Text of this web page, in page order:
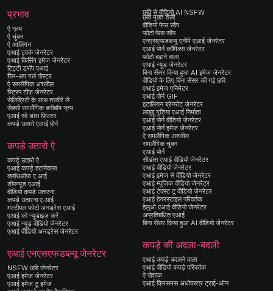
प्रभाव
ऐ नृत्य
ऐ चुंबन
ऐ आलिंगन
एआई ट्वर्क जेनरेटर
एआई किसिंग इमेज जेनरेटर
टिट्टी ड्रॉप एआई
पिन-अप गर्ल पोस्टर
ऐ समलैंगिक अश्लील
स्ट्रिप टीज़ जेनरेटर
सेलिब्रिटी के साथ तस्वीरें लें
सेक्सी समलैंगिक बनीबॉय नृत्य
एआई स्वे डांस फ़िल्टर
कपड़े उतारो एआई पोर्न
कपड़े उतारो ऐ
कपड़े उतारो ऐ
एआई कपड़े हटानेवाला
क्लॉथऑफ़ ए.आई
डीपन्यूड एआई
वीडियो कपड़े उतारना
कपड़े उतारना ए.आई
मल्टीपल फोटो अनड्रेस एआई
एआई को न्यूडाइज़ करें
एआई न्यूड वीडियो जेनरेटर
एआई वीडियो अनड्रेस जेनरेटर
एआई एनएसएफडब्ल्यू जेनरेटर
NSFW छवि जेनरेटर
एआई इमेज जेनरेटर
एआई इमेज टू इमेज
छवि से वीडियो AI NSFW
छवि मुक्त शैली
वीडियो फेस स्वैप
फोटो फेस स्वैप
एनएसएफडब्ल्यू एनीमे एआई जेनरेटर
एआई पोर्न कॉमिक्स जेनरेटर
फोटो बढ़ाने वाला
एआई न्यूड जेनरेटर
बिना सेंसर किया हुआ AI इमेज जेनरेटर
वीडियो के लिए बिना सेंसर की गई छवि
एआई इमेज एनिमेटर
एआई पोर्न GIF
इटालियन ब्रेनरोट जेनरेटर
लाबुबू गुड़िया एआई निर्माता
एआई पोर्न वीडियो जेनरेटर
एआई पोर्न इमेज जेनरेटर
ऐ समलैंगिक अश्लील
समलैंगिक चुंबन
एआई पोर्न
सीडांस एआई वीडियो जेनरेटर
एआई वीडियो जेनरेटर
एआई इमेज से वीडियो जेनरेटर
एआई म्यूजिक वीडियो जेनरेटर
एआई टेक्स्ट टू वीडियो जेनरेटर
एआई हेयरस्टाइल परिवर्तक
हेलुओ एआई वीडियो जेनरेटर
अप्रतिबंधित एआई
बिना सेंसर किया हुआ AI वीडियो जेनरेटर
कपड़े की अदला-बदली
एआई कपड़े बदलने वाला
एआई वीडियो कपड़े परिवर्तक
ऐ पोशाक
एआई क्रिसमस अधोवस्त्र ट्राई-ऑन